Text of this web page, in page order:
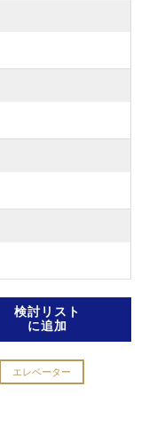
検討リスト
に追加
エレベーター